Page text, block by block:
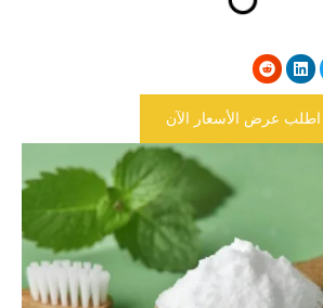
اطلب عرض الأسعار الآن